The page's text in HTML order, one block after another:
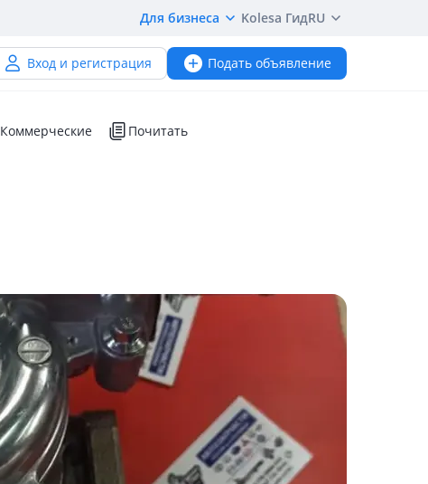
Для бизнеса Kolesa ГидRU
Вход и регистрация Подать объявление
Коммерческие Почитать